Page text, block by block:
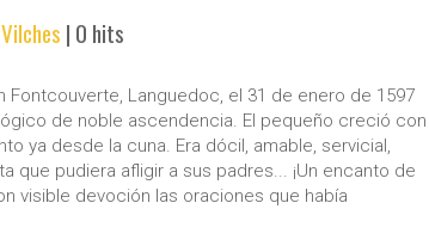
| 0 hits
Languedoc, el 31 de enero de 1597
de noble ascendencia. El pequeño creció con
ya desde la cuna. Era dócil, amable, servicial,
que pudiera afligir a sus padres... ¡Un encanto de
visible devoción las oraciones que había